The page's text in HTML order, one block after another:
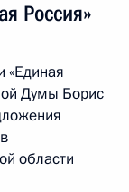
Россия»
«Единая
Думы Борис
области